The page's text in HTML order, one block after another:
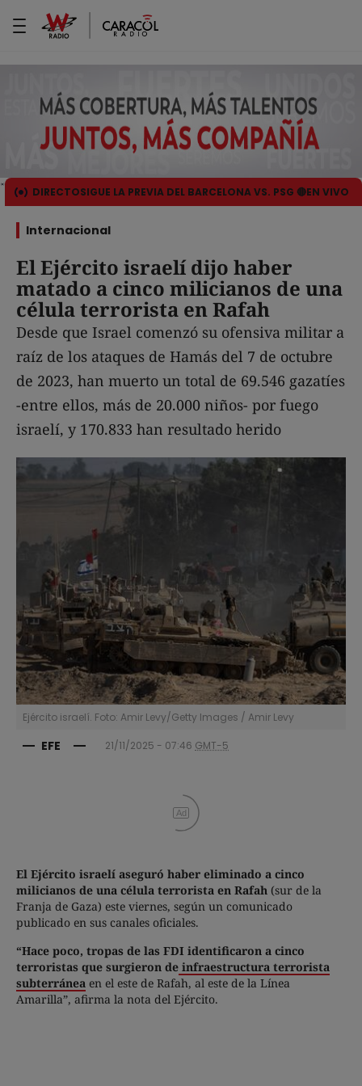
DIRECTOSIGUE LA PREVIA DEL BARCELONA VS. PSG 🔴EN VIVO
Internacional
El Ejército israelí dijo haber
matado a cinco milicianos de una
célula terrorista en Rafah
Desde que Israel comenzó su ofensiva militar a
raíz de los ataques de Hamás del 7 de octubre
de 2023, han muerto un total de 69.546 gazatíes
-entre ellos, más de 20.000 niños- por fuego
israelí, y 170.833 han resultado herido
Ejército israelí. Foto: Amir Levy/Getty Images / Amir Levy
EFE 21/11/2025 - 07:46 GMT-5
Ad
El Ejército israelí aseguró haber eliminado a cinco
milicianos de una célula terrorista en Rafah (sur de la
Franja de Gaza) este viernes, según un comunicado
publicado en sus canales oficiales.
“Hace poco, tropas de las FDI identificaron a cinco
terroristas que surgieron de infraestructura terrorista
subterránea en el este de Rafah, al este de la Línea
Amarilla”, afirma la nota del Ejército.